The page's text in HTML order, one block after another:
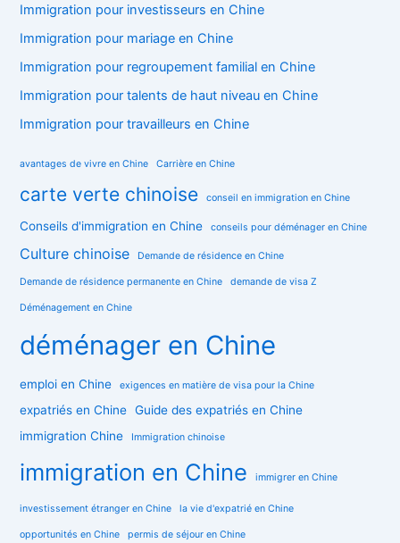
Immigration pour investisseurs en Chine
Immigration pour mariage en Chine
Immigration pour regroupement familial en Chine
Immigration pour talents de haut niveau en Chine
Immigration pour travailleurs en Chine
avantages de vivre en Chine Carrière en Chine
carte verte chinoise conseil en immigration en Chine
Conseils d'immigration en Chine conseils pour déménager en Chine
Culture chinoise Demande de résidence en Chine
Demande de résidence permanente en Chine demande de visa Z
Déménagement en Chine
déménager en Chine
emploi en Chine exigences en matière de visa pour la Chine
expatriés en Chine Guide des expatriés en Chine
immigration Chine
Immigration chinoise
immigration en Chine immigrer en Chine
investissement étranger en Chine la vie d'expatrié en Chine
opportunités en Chine permis de séjour en Chine